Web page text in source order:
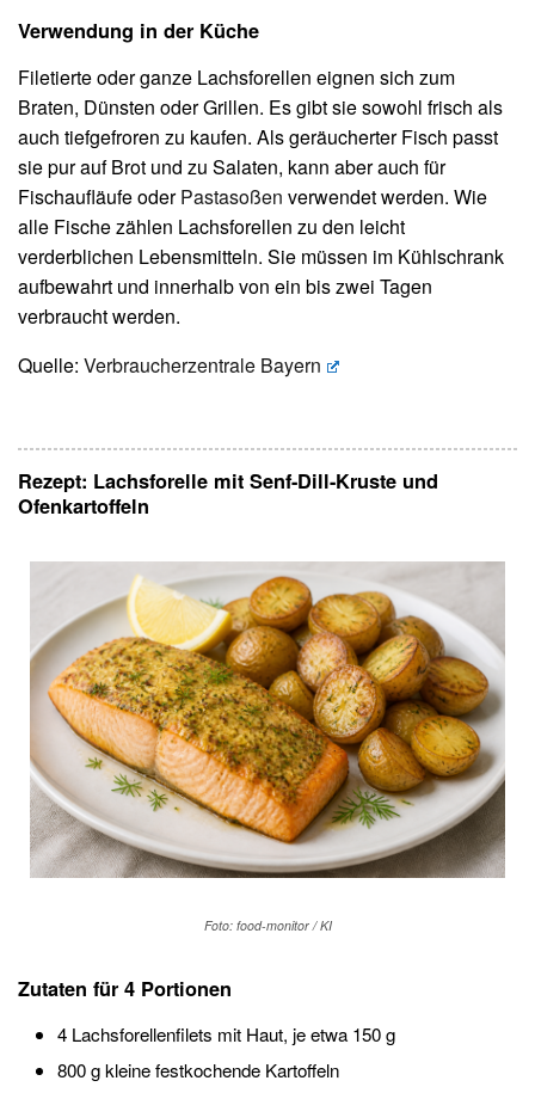
Verwendung in der Küche
Filetierte oder ganze Lachsforellen eignen sich zum
Braten, Dünsten oder Grillen. Es gibt sie sowohl frisch als
auch tiefgefroren zu kaufen. Als geräucherter Fisch passt
sie pur auf Brot und zu Salaten, kann aber auch für
Fischaufläufe oderPastasoßen verwendet werden. Wie
alle Fische zählen Lachsforellen zu den leicht
verderblichen Lebensmitteln. Sie müssen im Kühlschrank
aufbewahrt und innerhalb von ein bis zwei Tagen
verbraucht werden.
Quelle: Verbraucherzentrale Bayern
Rezept: Lachsforelle mit Senf-Dill-Kruste und
Ofenkartoffeln
Foto: food-monitor / KI
Zutaten für 4 Portionen
4 Lachsforellenfilets mit Haut, je etwa 150 g
800 g kleine festkochende Kartoffeln